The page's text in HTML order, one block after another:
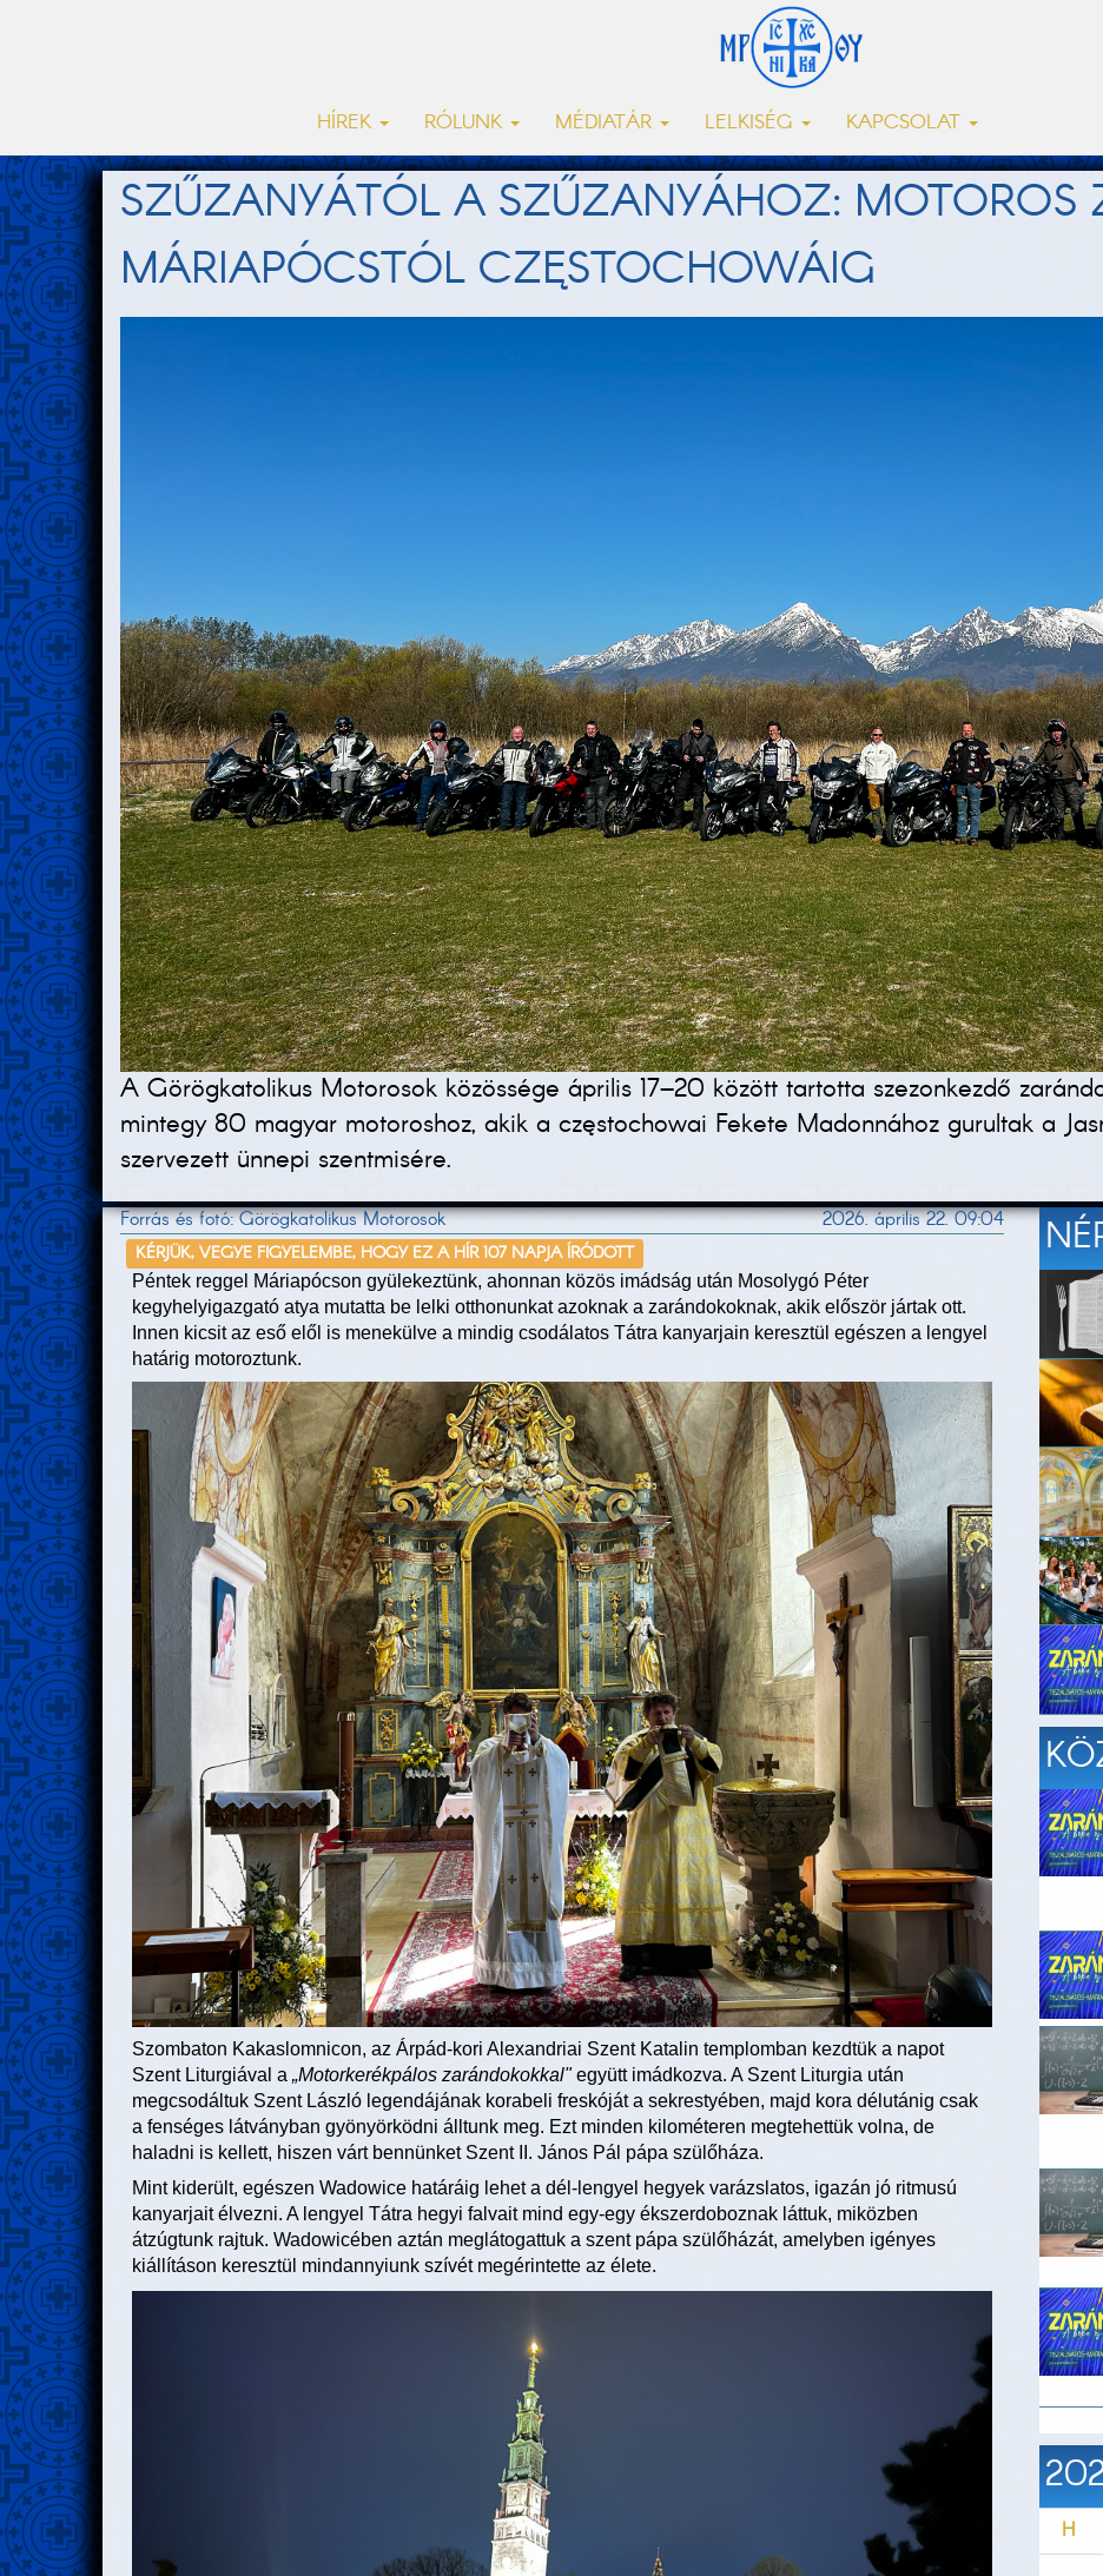
HÍREK RÓLUNK MÉDIATÁR LELKISÉG KAPCSOLAT
SZŰZANYÁTÓL A SZŰZANYÁHOZ: MOTOROS
MÁRIAPÓCSTÓL CZĘSTOCHOWÁIG
A Görögkatolikus Motorosok közössége április 17–20 között tartotta szezonkezdő
mintegy 80 magyar motoroshoz, akik a częstochowai Fekete Madonnához gurultak a
szervezett ünnepi szentmisére.
Forrás és fotó: Görögkatolikus Motorosok 2026. április 22. 09:04
KÉRJÜK, VEGYE FIGYELEMBE, HOGY EZ A HÍR 107 NAPJA ÍRÓDOTT
Péntek reggel Máriapócson gyülekeztünk, ahonnan közös imádság után Mosolygó Péter
kegyhelyigazgató atya mutatta be lelki otthonunkat azoknak a zarándokoknak, akik először jártak ott.
Innen kicsit az eső elől is menekülve a mindig csodálatos Tátra kanyarjain keresztül egészen a lengyel
határig motoroztunk.
Szombaton Kakaslomnicon, az Árpád-kori Alexandriai Szent Katalin templomban kezdtük a napot
Szent Liturgiával a „Motorkerékpálos zarándokokkal"együtt imádkozva. A Szent Liturgia után
megcsodáltuk Szent László legendájának korabeli freskóját a sekrestyében, majd kora délutánig csak
a fenséges látványban gyönyörködni álltunk meg. Ezt minden kilométeren megtehettük volna, de
haladni is kellett, hiszen várt bennünket Szent II. János Pál pápa szülőháza.
Mint kiderült, egészen Wadowice határáig lehet a dél-lengyel hegyek varázslatos, igazán jó ritmusú
kanyarjait élvezni. A lengyel Tátra hegyi falvait mind egy-egy ékszerdoboznak láttuk, miközben
átzúgtunk rajtuk. Wadowicében aztán meglátogattuk a szent pápa szülőházát, amelyben igényes
kiállításon keresztül mindannyiunk szívét megérintette az élete.
H